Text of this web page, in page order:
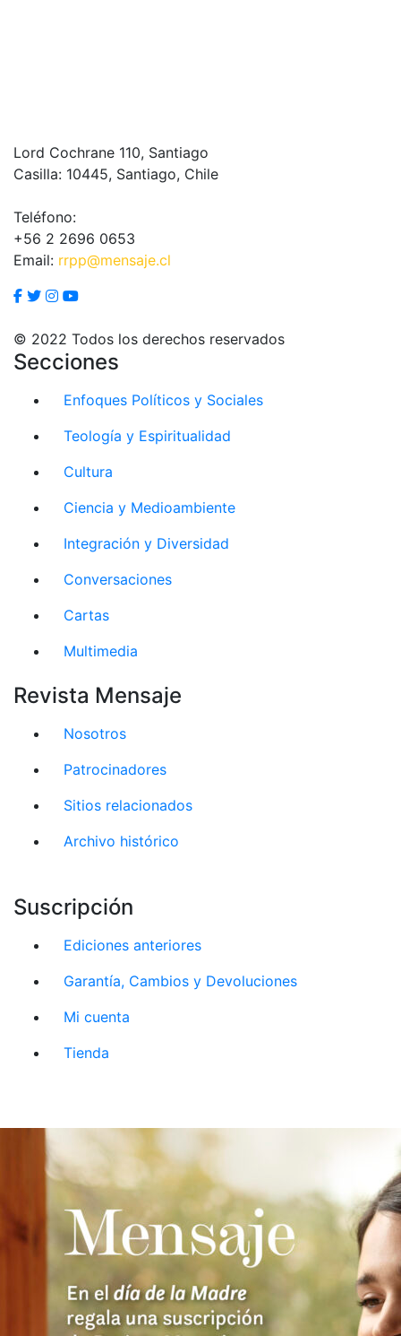
Lord Cochrane 110, Santiago
Casilla: 10445, Santiago, Chile
Teléfono:
+56 2 2696 0653
Email: rrpp@mensaje.cl
© 2022 Todos los derechos reservados
Secciones
Enfoques Políticos y Sociales
Teología y Espiritualidad
Cultura
Ciencia y Medioambiente
Integración y Diversidad
Conversaciones
Cartas
Multimedia
Revista Mensaje
Nosotros
Patrocinadores
Sitios relacionados
Archivo histórico
Suscripción
Ediciones anteriores
Garantía, Cambios y Devoluciones
Mi cuenta
Tienda